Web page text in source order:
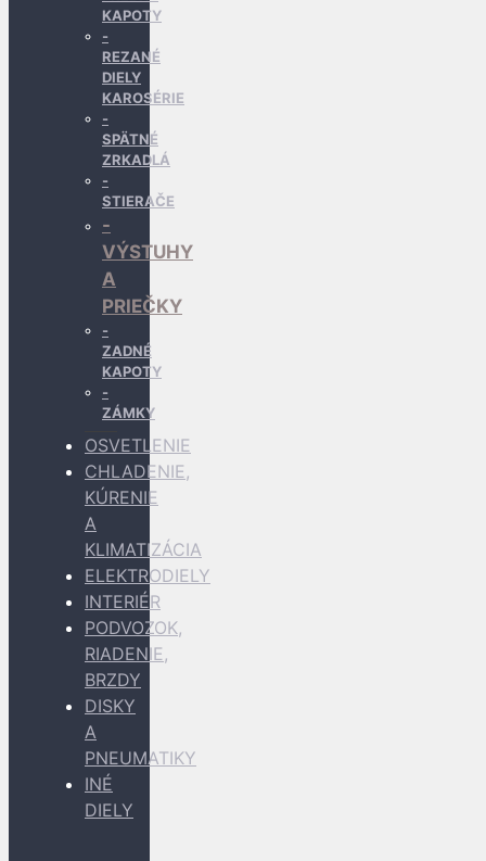
KAPOTY
REZANÉ
DIELY
KAROSÉRIE
SPÄTNÉ
ZRKADLÁ
STIERAČE
VÝSTUHY
A
PRIEČKY
ZADNÉ
KAPOTY
ZÁMKY
OSVETLENIE
CHLADENIE,
KÚRENIE
A
KLIMATIZÁCIA
ELEKTRODIELY
INTERIÉR
PODVOZOK,
RIADENIE,
BRZDY
DISKY
A
PNEUMATIKY
INÉ
DIELY